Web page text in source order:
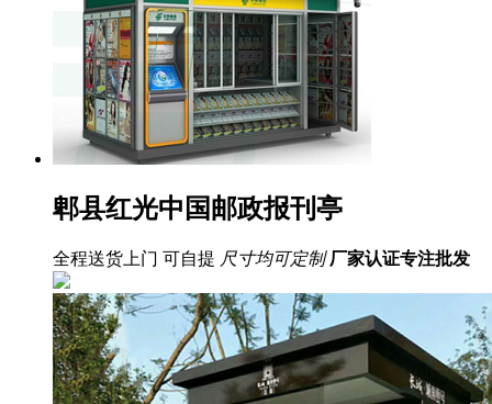
郫县红光中国邮政报刊亭
全程送货上门 可自提 尺寸均可定制 厂家认证专注批发